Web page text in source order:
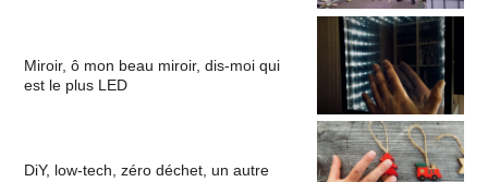
Miroir, ô mon beau miroir, dis-moi qui
est le plus LED
DiY, low-tech, zéro déchet, un autre